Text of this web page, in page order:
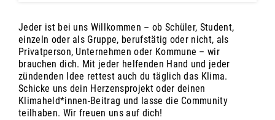
Jeder ist bei uns Willkommen – ob Schüler, Student,
einzeln oder als Gruppe, berufstätig oder nicht, als
Privatperson, Unternehmen oder Kommune – wir
brauchen dich. Mit jeder helfenden Hand und jeder
zündenden Idee rettest auch du täglich das Klima.
Schicke uns dein Herzensprojekt oder deinen
Klimaheld*innen-Beitrag und lasse die Community
teilhaben. Wir freuen uns auf dich!